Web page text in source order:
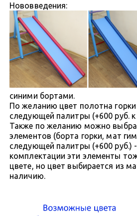
Нововведения:
синими бортами.
По желанию цвет полотна
следующей палитры (+600 руб. к
Также по желанию можно
элементов (борта горки, мат
следующей палитры (+600 руб.)
комплектации эти элементы
цвете, но цвет выбирается из
наличию.